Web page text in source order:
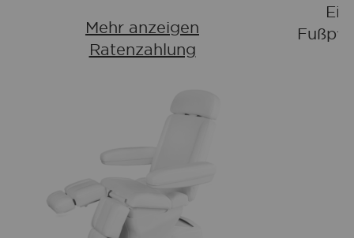
Mehr anzeigen
Ratenzahlung